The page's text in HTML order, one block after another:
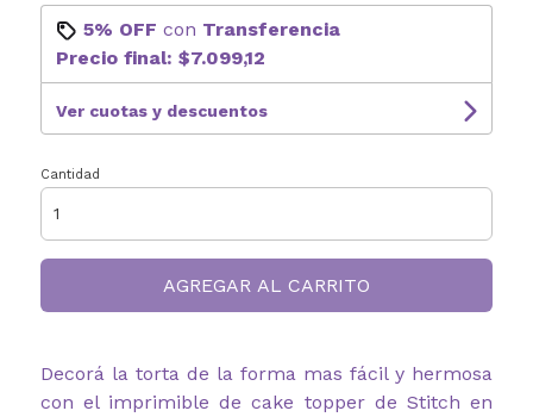
5% OFF con Transferencia
Precio final: $7.099,12
Ver cuotas y descuentos
Cantidad
AGREGAR AL CARRITO
Decorá la torta de la forma mas fácil y hermosa
con el imprimible de cake topper de Stitch en